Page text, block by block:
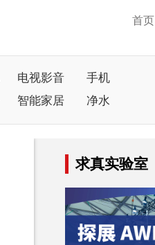
首页
电视影音
手机
智能家居 净水
求真实验室